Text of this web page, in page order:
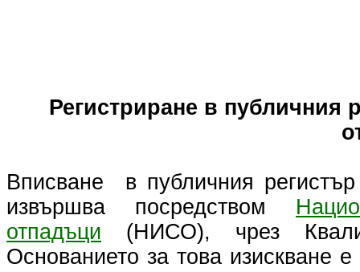
Регистриране в публичния
Вписване в публичния
извършва посредством
отпадъци (НИСО), чрез
Основанието за това изискване